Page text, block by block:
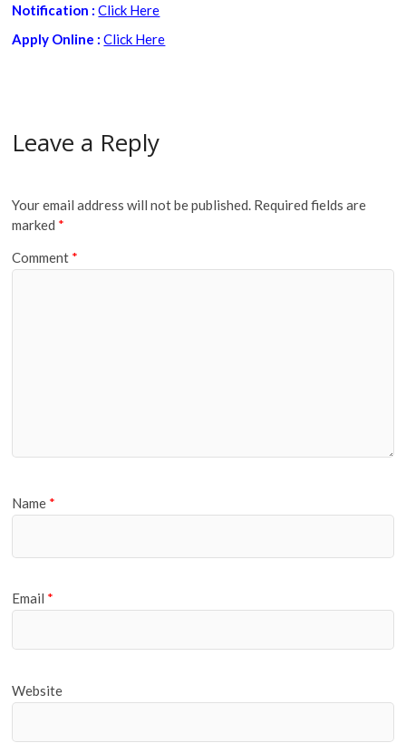
Notification :Click Here
Apply Online :Click Here
Leave a Reply
Your email address will not be published. Required fields are
marked *
Comment *
Name *
Email *
Website